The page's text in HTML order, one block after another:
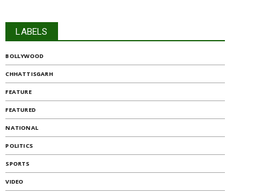
LABELS
BOLLYWOOD
CHHATTISGARH
FEATURE
FEATURED
NATIONAL
POLITICS
SPORTS
VIDEO